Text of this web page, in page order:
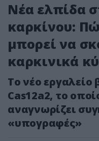
Νέα ελπίδα
καρκίνου:
μπορεί να
καρκινικά
Το νέο εργαλείο
Cas12a2, το
αναγνωρίζει
«υπογραφές»